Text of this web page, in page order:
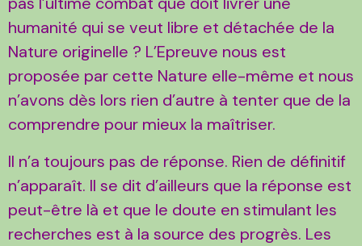
humanité qui se veut libre et détachée de la
Nature originelle ? L’Epreuve nous est
proposée par cette Nature elle-même et nous
n’avons dès lors rien d’autre à tenter que de la
comprendre pour mieux la maîtriser.
Il n’a toujours pas de réponse. Rien de définitif
n’apparaît. Il se dit d’ailleurs que la réponse est
peut-être là et que le doute en stimulant les
recherches est à la source des progrès. Les